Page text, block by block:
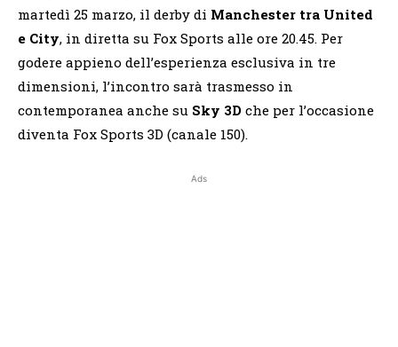
martedì 25 marzo, il derby di Manchester tra United
e City, in diretta su Fox Sports alle ore 20.45. Per
godere appieno dell’esperienza esclusiva in tre
dimensioni, l’incontro sarà trasmesso in
contemporanea anche su Sky 3D che per l’occasione
diventa Fox Sports 3D (canale 150).
Ads